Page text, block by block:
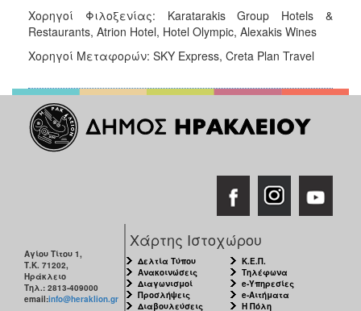
Χορηγοί Φιλοξενίας: Karatarakis Group Hotels &
Restaurants, Atrion Hotel, Hotel Olympic, Alexakis Wines
Χορηγοί Μεταφορών: SKY Express, Creta Plan Travel
Αγίου Τίτου 1,
Τ.Κ. 71202,
Ηράκλειο
Τηλ.: 2813-409000
email:info@heraklion.gr
Χάρτης Ιστοχώρου
Δελτία Τύπου
Ανακοινώσεις
Διαγωνισμοί
Προσλήψεις
Διαβουλεύσεις
Κ.Ε.Π.
Τηλέφωνα
e-Υπηρεσίες
e-Αιτήματα
Η Πόλη